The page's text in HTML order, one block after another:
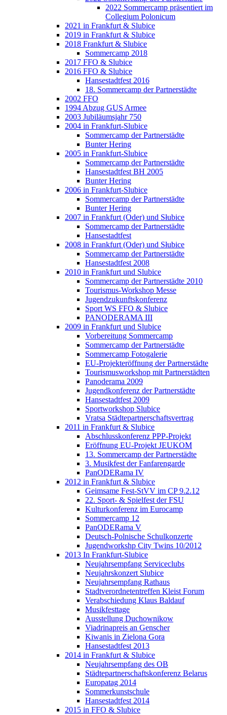
2022 Sommercamp präsentiert im
Collegium Polonicum
2021 in Frankfurt & Slubice
2019 in Frankfurt & Slubice
2018 Frankfurt & Slubice
Sommercamp 2018
2017 FFO & Slubice
2016 FFO & Slubice
Hansestadtfest 2016
18. Sommercamp der Partnerstädte
2002 FFO
1994 Abzug GUS Armee
2003 Jubiläumsjahr 750
2004 in Frankfurt-Slubice
Sommercamp der Partnerstädte
Bunter Hering
2005 in Frankfurt-Slubice
Sommercamp der Partnerstädte
Hansestadtfest BH 2005
Bunter Hering
2006 in Frankfurt-Slubice
Sommercamp der Partnerstädte
Bunter Hering
2007 in Frankfurt (Oder) und Słubice
Sommercamp der Partnerstädte
Hansestadtfest
2008 in Frankfurt (Oder) und Słubice
Sommercamp der Partnerstädte
Hansestadtfest 2008
2010 in Frankfurt und Slubice
Sommercamp der Partnerstädte 2010
Tourismus-Workshop Messe
Jugendzukunftskonferenz
Sport WS FFO & Slubice
PANODERAMA III
2009 in Frankfurt und Slubice
Vorbereitung Sommercamp
Sommercamp der Partnerstädte
Sommercamp Fotogalerie
EU-Projekteröffnung der Partnerstädte
Tourismusworkshop mit Partnerstädten
Panoderama 2009
Jugendkonferenz der Partnerstädte
Hansestadtfest 2009
Sportworkshop Slubice
Vratsa Städtepartnerschaftsvertrag
2011 in Frankfurt & Slubice
Abschlusskonferenz PPP-Projekt
Eröffnung EU-Projekt JEUKOM
13. Sommercamp der Partnerstädte
3. Musikfest der Fanfarengarde
PanODERama IV
2012 in Frankfurt & Slubice
Geimsame Fest-StVV im CP 9.2.12
22. Sport- & Spielfest der FSU
Kulturkonferenz im Eurocamp
Sommercamp 12
PanODERama V
Deutsch-Polnische Schulkonzerte
Jugendworkshp City Twins 10/2012
2013 In Frankfurt-Slubice
Neujahrsempfang Serviceclubs
Neujahrskonzert Slubice
Neujahrsempfang Rathaus
Stadtverordnetentreffen Kleist Forum
Verabschiedung Klaus Baldauf
Musikfesttage
Ausstellung Duchownikow
Viadrinapreis an Genscher
Kiwanis in Zielona Gora
Hansestadtfest 2013
2014 in Frankfurt & Slubice
Neujahrsempfang des OB
Städtepartnerschaftskonferenz Belarus
Europatag 2014
Sommerkunstschule
Hansestadtfest 2014
2015 in FFO & Slubice